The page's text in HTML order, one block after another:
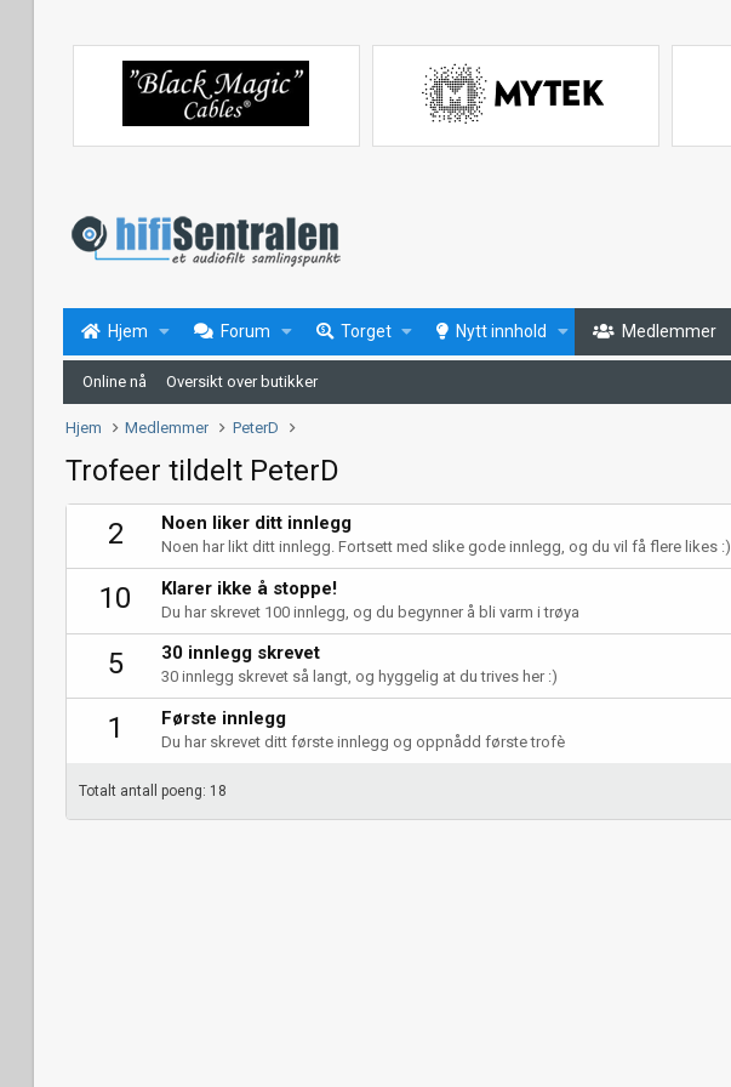
Hjem Forum Torget Nytt innhold Medlemmer
Online nå Oversikt over butikker
Hjem Medlemmer PeterD
Trofeer tildelt PeterD
2
Noen liker ditt innlegg
Noen har likt ditt innlegg. Fortsett med slike gode innlegg, og du vil få flere likes :)
10 Klarer ikke å stoppe!
Du har skrevet 100 innlegg, og du begynner å bli varm i trøya
5 30 innlegg skrevet
30 innlegg skrevet så langt, og hyggelig at du trives her :)
1 Første innlegg
Du har skrevet ditt første innlegg og oppnådd første trofè
Totalt antall poeng: 18